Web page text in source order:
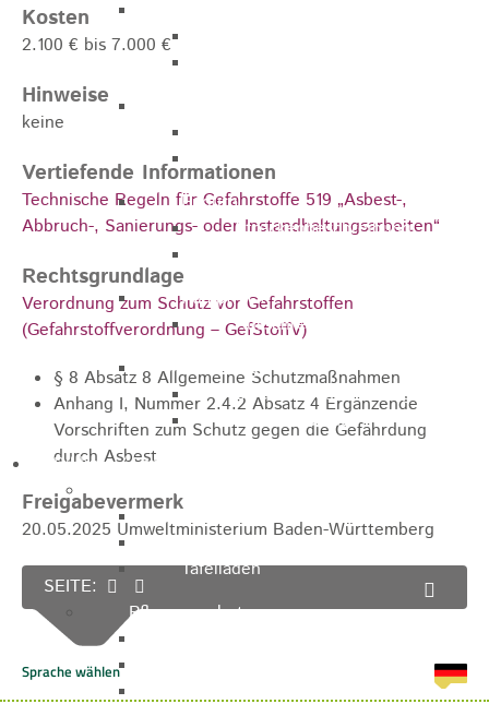
Enduro
Streckenbeschreibung
Pumptrack
Ausschreibung
Bundesliga
Streckenbeschreibung
Ausschreibung
Bildung / Familie
Soziales
Familienbüro
Ehrenamtsbörse
Tafelladen
Pflegeangebote
Kosten
2.100 € bis 7.000 €
Hinweise
keine
Vertiefende Informationen
Technische Regeln für Gefahrstoffe 519 „Asbest-,
Abbruch-, Sanierungs- oder Instandhaltungsarbeiten“
Rechtsgrundlage
Verordnung zum Schutz vor Gefahrstoffen
(Gefahrstoffverordnung – GefStoffV)
§ 8 Absatz 8 Allgemeine Schutzmaßnahmen
Anhang I, Nummer 2.4.2 Absatz 4 Ergänzende
Vorschriften zum Schutz gegen die Gefährdung
durch Asbest
Freigabevermerk
20.05.2025 Umweltministerium Baden-Württemberg
SEITE: